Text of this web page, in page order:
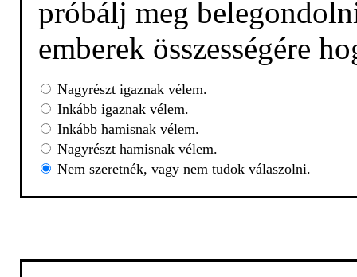
próbálj meg
emberek összességére
Nagyrészt igaznak vélem.
Inkább igaznak vélem.
Inkább hamisnak vélem.
Nagyrészt hamisnak vélem.
Nem szeretnék, vagy nem tudok válaszolni.